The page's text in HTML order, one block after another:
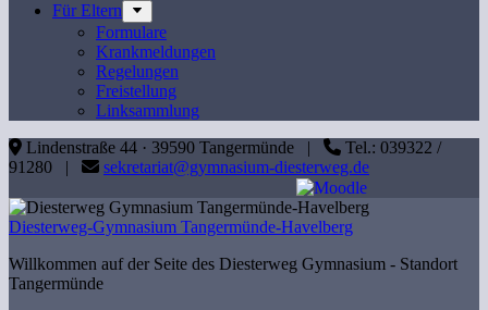
Für Eltern
Formulare
Krankmeldungen
Regelungen
Freistellung
Linksammlung
Lindenstraße 44 · 39590 Tangermünde |
Tel.: 039322 /
91280 |
sekretariat@gymnasium-diesterweg.de
Diesterweg-Gymnasium Tangermünde-Havelberg
Willkommen auf der Seite des Diesterweg Gymnasium - Standort
Tangermünde